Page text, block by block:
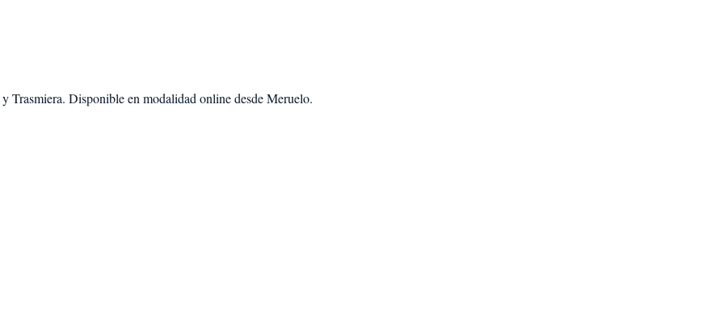
yTrasmiera. Disponible en modalidad online desde Meruelo.